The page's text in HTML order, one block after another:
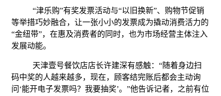
“津乐购”有奖发票活动与“以旧换新”、购物节促销
等举措巧妙融合，让一张小小的发票成为撬动消费活力的
“金纽带”，在惠及消费者的同时，也为市场经营主体注入
发展动能。
天津壹号餐饮店店长许建深有感触： “随着身边扫
码中奖的人越来越多，现在，顾客结完账后都会主动询
问 ‘能开电子发票吗？我要抽奖’。”他告诉记者，之前有位